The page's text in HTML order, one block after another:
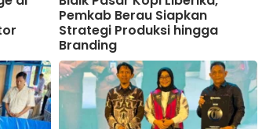
Pemkab Berau Siapkan
Strategi Produksi hingga
Branding